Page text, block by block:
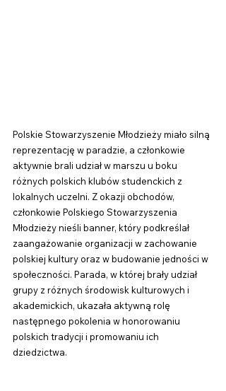
Polskie Stowarzyszenie Młodzieży miało silną
reprezentację w paradzie, a członkowie
aktywnie brali udział w marszu u boku
różnych polskich klubów studenckich z
lokalnych uczelni. Z okazji obchodów,
członkowie Polskiego Stowarzyszenia
Młodzieży nieśli banner, który podkreślał
zaangażowanie organizacji w zachowanie
polskiej kultury oraz w budowanie jedności w
społeczności. Parada, w której brały udział
grupy z różnych środowisk kulturowych i
akademickich, ukazała aktywną rolę
następnego pokolenia w honorowaniu
polskich tradycji i promowaniu ich
dziedzictwa.